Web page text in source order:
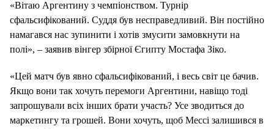
«Вітаю Аргентину з чемпіонством. Турнір
сфальсифікований. Суддя був несправедливий. Він постійно
намагався нас зупинити і хотів змусити замовкнути на
полі», – заявив вінгер збірної Єгипту Мостафа Зіко.
«Цей матч був явно сфальсифікований, і весь світ це бачив.
Якщо вони так хочуть перемоги Аргентини, навіщо тоді
запрошували всіх інших брати участь? Усе зводиться до
маркетингу та грошей. Вони хочуть, щоб Мессі залишився в